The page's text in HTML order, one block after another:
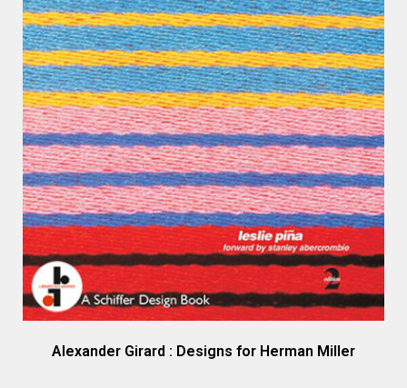
Alexander Girard : Designs for Herman Miller